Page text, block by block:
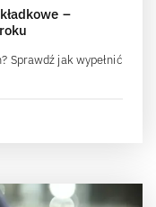
–
Sprawdź jak wypełnić